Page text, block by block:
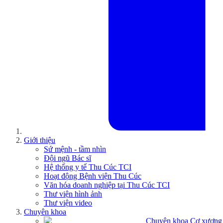
Giới thiệu
Sứ mệnh - tầm nhìn
Đội ngũ Bác sĩ
Hệ thống y tế Thu Cúc TCI
Hoạt động Bệnh viện Thu Cúc
Văn hóa doanh nghiệp tại Thu Cúc TCI
Thư viện hình ảnh
Thư viện video
Chuyên khoa
Chuyên khoa Cơ